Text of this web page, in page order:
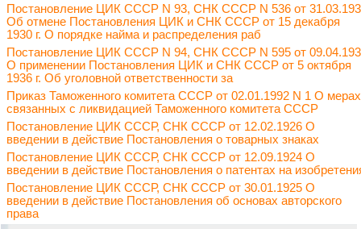
Постановление ЦИК СССР N 93, СНК СССР N 536 от
Об отмене Постановления ЦИК и СНК СССР от 15 декабря
1930 г. О порядке найма и распределения раб
Постановление ЦИК СССР N 94, СНК СССР N 595 от
О применении Постановления ЦИК и СНК СССР от 5 октября
1936 г. Об уголовной ответственности за
Приказ Таможенного комитета СССР от 02.01.1992 N 1 О
связанных с ликвидацией Таможенного комитета СССР
Постановление ЦИК СССР, СНК СССР от 12.02.1926 О
введении в действие Постановления о товарных знаках
Постановление ЦИК СССР, СНК СССР от 12.09.1924 О
введении в действие Постановления о патентах на
Постановление ЦИК СССР, СНК СССР от 30.01.1925 О
введении в действие Постановления об основах авторского
права